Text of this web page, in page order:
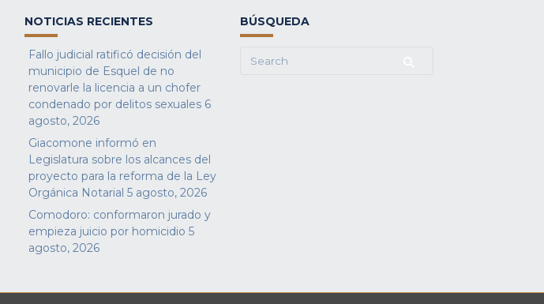
NOTICIAS RECIENTES
Fallo judicial ratificó decisión del
municipio de Esquel de no
renovarle la licencia a un chofer
condenado por delitos sexuales 6
agosto, 2026
Giacomone informó en
Legislatura sobre los alcances del
proyecto para la reforma de la Ley
Orgánica Notarial 5 agosto, 2026
Comodoro: conformaron jurado y
empieza juicio por homicidio 5
agosto, 2026
BÚSQUEDA
Search